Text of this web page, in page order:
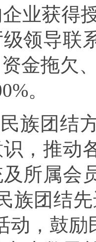
业获得
领导联
金拖欠
。
族团结
，推动
所属会
族团结
动，鼓